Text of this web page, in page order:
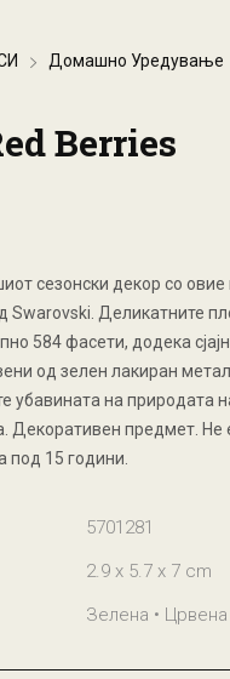
Домашно Уредување
Berries
сезонски декор со овие
Swarovski. Деликатните
584 фасети, додека
од зелен лакиран
убавината на природата
Декоративен предмет. Не
под 15 години.
5701281
2.9 x 5.7 x 7 cm
Зелена • Црвена